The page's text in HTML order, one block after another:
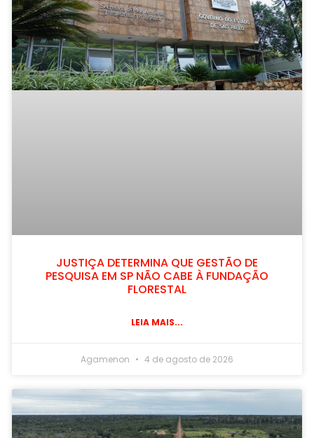
JUSTIÇA DETERMINA QUE GESTÃO DE
PESQUISA EM SP NÃO CABE À FUNDAÇÃO
FLORESTAL
LEIA MAIS...
Agamenon 4 de agosto de 2026